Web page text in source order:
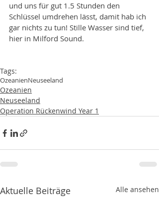
und uns für gut 1.5 Stunden den
Schlüssel umdrehen lässt, damit hab ich
gar nichts zu tun! Stille Wasser sind tief,
hier in Milford Sound.
Tags:
OzeanienNeuseeland
Ozeanien
Neuseeland
Operation Rückenwind Year 1
Aktuelle Beiträge Alle ansehen